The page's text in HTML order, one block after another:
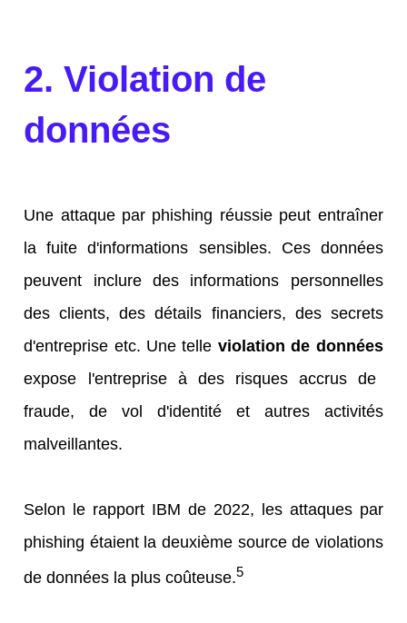
2. Violation de
données
Une attaque par phishing réussie peut entraîner
la fuite d'informations sensibles. Ces données
peuvent inclure des informations personnelles
des clients, des détails financiers, des secrets
d'entreprise etc. Une telle violation de données
expose l'entreprise à des risques accrus de
fraude, de vol d'identité et autres activités
malveillantes.
Selon le rapport IBM de 2022, les attaques par
phishing étaient la deuxième source de violations
de données la plus coûteuse.5